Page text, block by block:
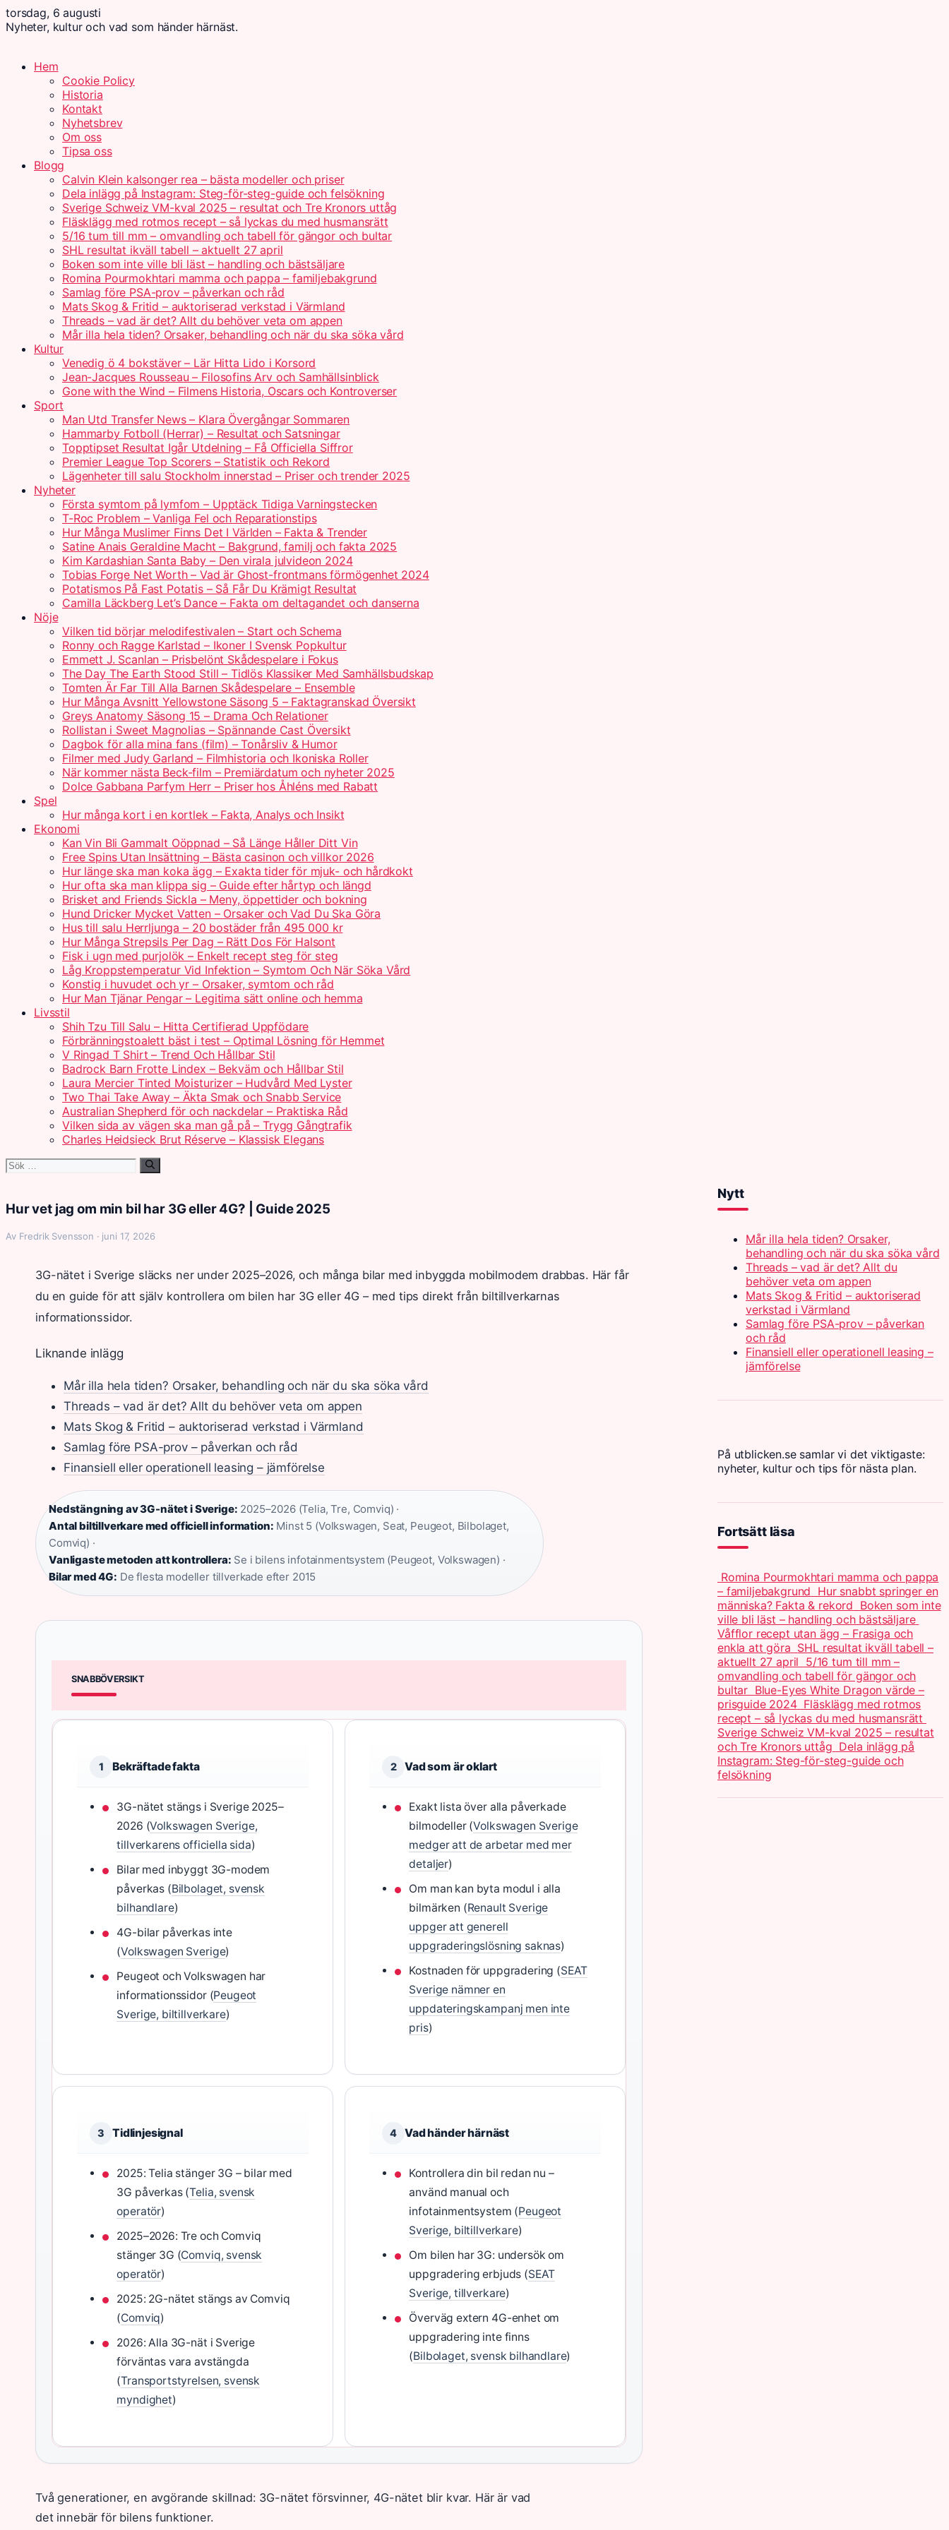
torsdag, 6 augusti
Nyheter, kultur och vad som händer härnäst.
Hem
Cookie Policy
Historia
Kontakt
Nyhetsbrev
Om oss
Tipsa oss
Blogg
Calvin Klein kalsonger rea – bästa modeller och priser
Dela inlägg på Instagram: Steg-för-steg-guide och felsökning
Sverige Schweiz VM-kval 2025 – resultat och Tre Kronors uttåg
Fläsklägg med rotmos recept – så lyckas du med husmansrätt
5/16 tum till mm – omvandling och tabell för gängor och bultar
SHL resultat ikväll tabell – aktuellt 27 april
Boken som inte ville bli läst – handling och bästsäljare
Romina Pourmokhtari mamma och pappa – familjebakgrund
Samlag före PSA-prov – påverkan och råd
Mats Skog & Fritid – auktoriserad verkstad i Värmland
Threads – vad är det? Allt du behöver veta om appen
Mår illa hela tiden? Orsaker, behandling och när du ska söka vård
Kultur
Venedig ö 4 bokstäver – Lär Hitta Lido i Korsord
Jean-Jacques Rousseau – Filosofins Arv och Samhällsinblick
Gone with the Wind – Filmens Historia, Oscars och Kontroverser
Sport
Man Utd Transfer News – Klara Övergångar Sommaren
Hammarby Fotboll (Herrar) – Resultat och Satsningar
Topptipset Resultat Igår Utdelning – Få Officiella Siffror
Premier League Top Scorers – Statistik och Rekord
Lägenheter till salu Stockholm innerstad – Priser och trender 2025
Nyheter
Första symtom på lymfom – Upptäck Tidiga Varningstecken
T-Roc Problem – Vanliga Fel och Reparationstips
Hur Många Muslimer Finns Det I Världen – Fakta & Trender
Satine Anais Geraldine Macht – Bakgrund, familj och fakta 2025
Kim Kardashian Santa Baby – Den virala julvideon 2024
Tobias Forge Net Worth – Vad är Ghost-frontmans förmögenhet 2024
Potatismos På Fast Potatis – Så Får Du Krämigt Resultat
Camilla Läckberg Let’s Dance – Fakta om deltagandet och danserna
Nöje
Vilken tid börjar melodifestivalen – Start och Schema
Ronny och Ragge Karlstad – Ikoner I Svensk Popkultur
Emmett J. Scanlan – Prisbelönt Skådespelare i Fokus
The Day The Earth Stood Still – Tidlös Klassiker Med Samhällsbudskap
Tomten Är Far Till Alla Barnen Skådespelare – Ensemble
Hur Många Avsnitt Yellowstone Säsong 5 – Faktagranskad Översikt
Greys Anatomy Säsong 15 – Drama Och Relationer
Rollistan i Sweet Magnolias – Spännande Cast Översikt
Dagbok för alla mina fans (film) – Tonårsliv & Humor
Filmer med Judy Garland – Filmhistoria och Ikoniska Roller
När kommer nästa Beck-film – Premiärdatum och nyheter 2025
Dolce Gabbana Parfym Herr – Priser hos Åhléns med Rabatt
Spel
Hur många kort i en kortlek – Fakta, Analys och Insikt
Ekonomi
Kan Vin Bli Gammalt Oöppnad – Så Länge Håller Ditt Vin
Free Spins Utan Insättning – Bästa casinon och villkor 2026
Hur länge ska man koka ägg – Exakta tider för mjuk- och hårdkokt
Hur ofta ska man klippa sig – Guide efter hårtyp och längd
Brisket and Friends Sickla – Meny, öppettider och bokning
Hund Dricker Mycket Vatten – Orsaker och Vad Du Ska Göra
Hus till salu Herrljunga – 20 bostäder från 495 000 kr
Hur Många Strepsils Per Dag – Rätt Dos För Halsont
Fisk i ugn med purjolök – Enkelt recept steg för steg
Låg Kroppstemperatur Vid Infektion – Symtom Och När Söka Vård
Konstig i huvudet och yr – Orsaker, symtom och råd
Hur Man Tjänar Pengar – Legitima sätt online och hemma
Livsstil
Shih Tzu Till Salu – Hitta Certifierad Uppfödare
Förbränningstoalett bäst i test – Optimal Lösning för Hemmet
V Ringad T Shirt – Trend Och Hållbar Stil
Badrock Barn Frotte Lindex – Bekväm och Hållbar Stil
Laura Mercier Tinted Moisturizer – Hudvård Med Lyster
Two Thai Take Away – Äkta Smak och Snabb Service
Australian Shepherd för och nackdelar – Praktiska Råd
Vilken sida av vägen ska man gå på – Trygg Gångtrafik
Charles Heidsieck Brut Réserve – Klassisk Elegans
Sök
Hur vet jag om min bil har 3G eller 4G? | Guide 2025
Av Fredrik Svensson · juni 17, 2026
3G-nätet i Sverige släcks ner under 2025–2026, och många bilar med inbyggda mobilmodem drabbas. Här får
du en guide för att själv kontrollera om bilen har 3G eller 4G – med tips direkt från biltillverkarnas
informationssidor.
Liknande inlägg
Mår illa hela tiden? Orsaker, behandling och när du ska söka vård
Threads – vad är det? Allt du behöver veta om appen
Mats Skog & Fritid – auktoriserad verkstad i Värmland
Samlag före PSA-prov – påverkan och råd
Finansiell eller operationell leasing – jämförelse
Nedstängning av 3G-nätet i Sverige: 2025–2026 (Telia, Tre, Comviq) ·
Antal biltillverkare med officiell information: Minst 5 (Volkswagen, Seat, Peugeot, Bilbolaget,
Comviq) ·
Vanligaste metoden att kontrollera: Se i bilens infotainmentsystem (Peugeot, Volkswagen) ·
Bilar med 4G: De flesta modeller tillverkade efter 2015
SNABBÖVERSIKT
1 Bekräftade fakta
3G-nätet stängs i Sverige 2025–
2026 (Volkswagen Sverige,
tillverkarens officiella sida)
Bilar med inbyggt 3G-modem
påverkas (Bilbolaget, svensk
bilhandlare)
4G-bilar påverkas inte
(Volkswagen Sverige)
Peugeot och Volkswagen har
informationssidor (Peugeot
Sverige, biltillverkare)
2 Vad som är oklart
Exakt lista över alla påverkade
bilmodeller (Volkswagen Sverige
medger att de arbetar med mer
detaljer)
Om man kan byta modul i alla
bilmärken (Renault Sverige
uppger att generell
uppgraderingslösning saknas)
Kostnaden för uppgradering (SEAT
Sverige nämner en
uppdateringskampanj men inte
pris)
3 Tidlinjesignal
2025: Telia stänger 3G – bilar med
3G påverkas (Telia, svensk
operatör)
2025–2026: Tre och Comviq
stänger 3G (Comviq, svensk
operatör)
2025: 2G-nätet stängs av Comviq
(Comviq)
2026: Alla 3G-nät i Sverige
förväntas vara avstängda
(Transportstyrelsen, svensk
myndighet)
4 Vad händer härnäst
Kontrollera din bil redan nu –
använd manual och
infotainmentsystem (Peugeot
Sverige, biltillverkare)
Om bilen har 3G: undersök om
uppgradering erbjuds (SEAT
Sverige, tillverkare)
Överväg extern 4G-enhet om
uppgradering inte finns
(Bilbolaget, svensk bilhandlare)
Två generationer, en avgörande skillnad: 3G-nätet försvinner, 4G-nätet blir kvar. Här är vad
det innebär för bilens funktioner.
Nytt
Mår illa hela tiden? Orsaker,
behandling och när du ska söka vård
Threads – vad är det? Allt du
behöver veta om appen
Mats Skog & Fritid – auktoriserad
verkstad i Värmland
Samlag före PSA-prov – påverkan
och råd
Finansiell eller operationell leasing –
jämförelse
På utblicken.se samlar vi det viktigaste:
nyheter, kultur och tips för nästa plan.
Fortsätt läsa
Romina Pourmokhtari mamma och pappa
– familjebakgrund Hur snabbt springer en
människa? Fakta & rekord Boken som inte
ville bli läst – handling och bästsäljare
Våfflor recept utan ägg – Frasiga och
enkla att göra SHL resultat ikväll tabell –
aktuellt 27 april 5/16 tum till mm –
omvandling och tabell för gängor och
bultar Blue-Eyes White Dragon värde –
prisguide 2024 Fläsklägg med rotmos
recept – så lyckas du med husmansrätt
Sverige Schweiz VM-kval 2025 – resultat
och Tre Kronors uttåg Dela inlägg på
Instagram: Steg-för-steg-guide och
felsökning